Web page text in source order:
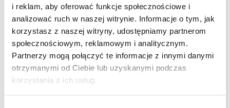
i reklam, aby oferować funkcje społecznościowe i
analizować ruch w naszej witrynie. Informacje o tym, jak
korzystasz z naszej witryny, udostępniamy partnerom
społecznościowym, reklamowym i analitycznym.
Partnerzy mogą połączyć te informacje z innymi danymi
otrzymanymi od Ciebie lub uzyskanymi podczas
korzystania z ich usług.
Darłowo
Malechowo
Postomino